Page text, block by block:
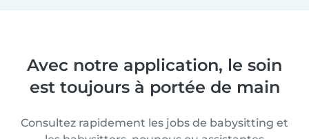
Avec notre application, le soin
est toujours à portée de main
Consultez rapidement les jobs de babysitting et